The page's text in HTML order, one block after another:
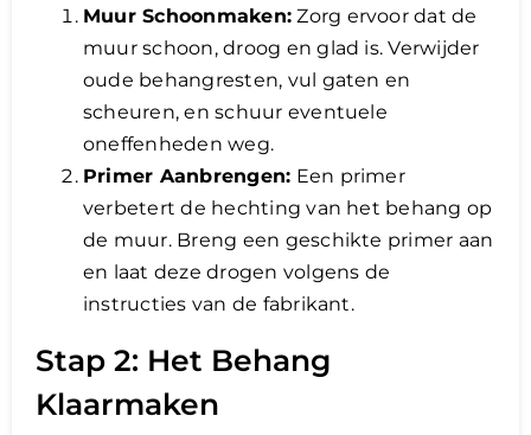
Muur Schoonmaken: Zorg ervoor dat de
muur schoon, droog en glad is. Verwijder
oude behangresten, vul gaten en
scheuren, en schuur eventuele
oneffenheden weg.
Primer Aanbrengen: Een primer
verbetert de hechting van het behang op
de muur. Breng een geschikte primer aan
en laat deze drogen volgens de
instructies van de fabrikant.
Stap 2: Het Behang
Klaarmaken